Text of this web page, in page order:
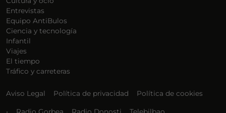
Entrevistas
Equipo AntiBulos
Ciencia y tecnología
Infantil
Viajes
El tiempo
Tráfico y carreteras
Aviso Legal Política de privacidad Política de cookies